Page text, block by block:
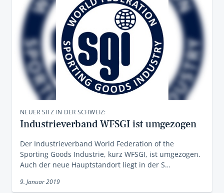
NEUER SITZ IN DER SCHWEIZ:
Industrieverband WFSGI ist umgezogen
Der Industrieverband World Federation of the
Sporting Goods Industrie, kurz WFSGI, ist umgezogen.
Auch der neue Hauptstandort liegt in der S…
9. Januar 2019